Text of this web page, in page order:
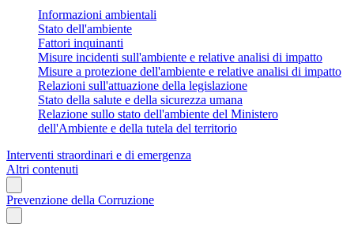
Informazioni ambientali
Stato dell'ambiente
Fattori inquinanti
Misure incidenti sull'ambiente e relative analisi di impatto
Misure a protezione dell'ambiente e relative analisi di impatto
Relazioni sull'attuazione della legislazione
Stato della salute e della sicurezza umana
Relazione sullo stato dell'ambiente del Ministero
dell'Ambiente e della tutela del territorio
Interventi straordinari e di emergenza
Altri contenuti
Prevenzione della Corruzione